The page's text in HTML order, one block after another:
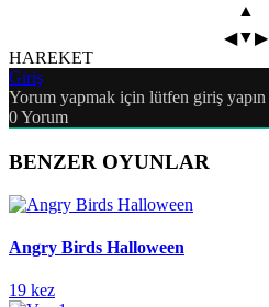
▲
◀▼▶
HAREKET
Giriş
Yorum yapmak için lütfen giriş yapın
0Yorum
BENZER OYUNLAR
Angry Birds Halloween
19 kez